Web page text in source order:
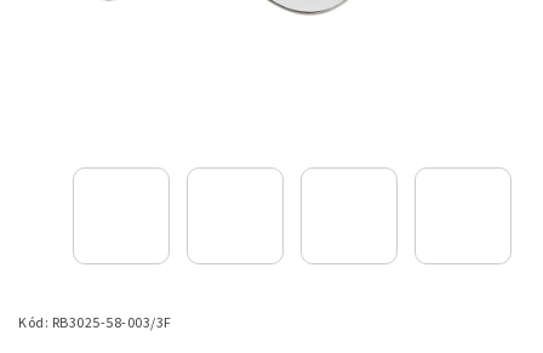
Kód: RB3025-58-003/3F